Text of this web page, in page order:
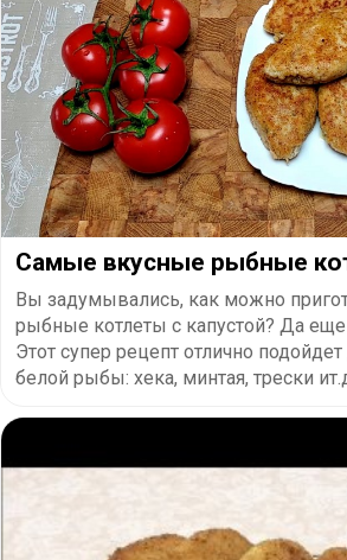
Самые вкусные рыбные
Вы задумывались, как можно
рыбные котлеты с капустой? Да еще
Этот супер рецепт отлично
белой рыбы: хека, минтая, трески